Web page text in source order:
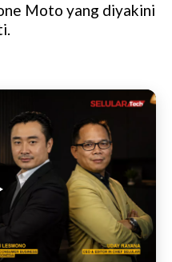
Moto yang diyakini